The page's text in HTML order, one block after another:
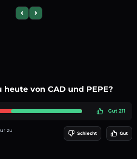
Previous slide
Next slide
von CAD und PEPE?
Gut 211
zu
Schlecht Gut